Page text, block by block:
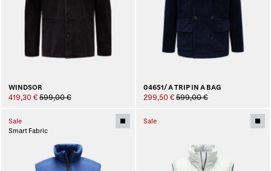
WINDSOR
419,30 € 599,00 €
04651/ A TRIP IN A BAG
299,50 € 599,00 €
Sale
Smart Fabric
Sale